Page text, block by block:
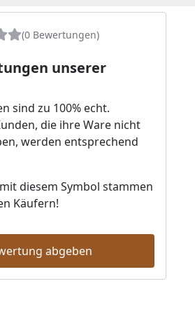
(0 Bewertungen)
unserer
sind zu 100% echt.
die ihre Ware nicht
werden entsprechend
diesem Symbol stammen
Käufern!
abgeben